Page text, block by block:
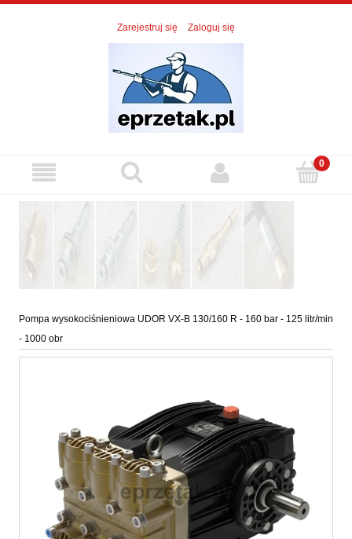
Zarejestruj się Zaloguj się
Pompa wysokociśnieniowa UDOR VX-B 130/160 R - 160 bar - 125 litr/min
- 1000 obr